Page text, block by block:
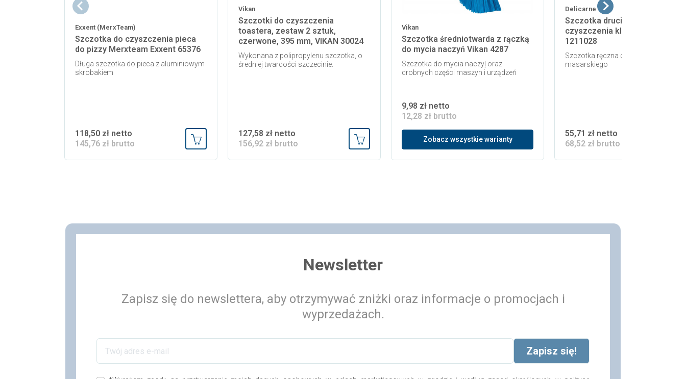
Exxent (MerxTeam)
Szczotka do czyszczenia pieca
do pizzy Merxteam Exxent 65376
Długa szczotka do pieca z aluminiowym
skrobakiem
118,50 zł netto
145,76 zł brutto
Vikan
Szczotki do czyszczenia
toastera, zestaw 2 sztuk,
czerwone, 395 mm, VIKAN 30024
Wykonana z polipropylenu szczotka, o
średniej twardości szczecinie.
127,58 zł netto
156,92 zł brutto
Vikan
Szczotka średniotwarda z rączką
do mycia naczyń Vikan 4287
Szczotka do mycia naczyļ oraz
drobnych części maszyn i urządzeń
9,98 zł netto
12,28 zł brutto
Zobacz wszystkie warianty
Delicarne
Szczotka druciana do
czyszczenia kloca Delicarne
1211028
Szczotka ręczna do szorowania
masarskiego
55,71 zł netto
68,52 zł brutto
Newsletter
Zapisz się do newslettera, aby otrzymywać zniżki oraz informacje o promocjach i
wyprzedażach.